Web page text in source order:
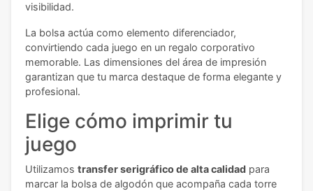
visibilidad.
La bolsa actúa como elemento diferenciador,
convirtiendo cada juego en un regalo corporativo
memorable. Las dimensiones del área de impresión
garantizan que tu marca destaque de forma elegante y
profesional.
Elige cómo imprimir tu
juego
Utilizamos transfer serigráfico de alta calidad para
marcar la bolsa de algodón que acompaña cada torre